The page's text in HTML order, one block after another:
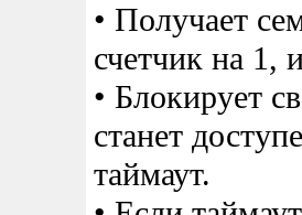
• Получает
счетчик на 1,
• Блокирует
станет
таймаут.